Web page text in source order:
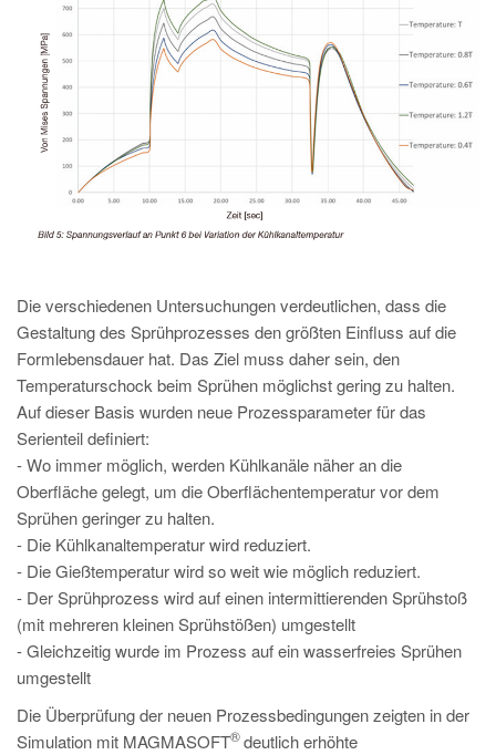
Die verschiedenen Untersuchungen verdeutlichen, dass die
Gestaltung des Sprühprozesses den größten Einfluss auf die
Formlebensdauer hat. Das Ziel muss daher sein, den
Temperaturschock beim Sprühen möglichst gering zu halten.
Auf dieser Basis wurden neue Prozessparameter für das
Serienteil definiert:
- Wo immer möglich, werden Kühlkanäle näher an die
Oberfläche gelegt, um die Oberflächentemperatur vor dem
Sprühen geringer zu halten.
- Die Kühlkanaltemperatur wird reduziert.
- Die Gießtemperatur wird so weit wie möglich reduziert.
- Der Sprühprozess wird auf einen intermittierenden Sprühstoß
(mit mehreren kleinen Sprühstößen) umgestellt
- Gleichzeitig wurde im Prozess auf ein wasserfreies Sprühen
umgestellt
Die Überprüfung der neuen Prozessbedingungen zeigten in der
Simulation mit MAGMASOFT
®deutlich erhöhte